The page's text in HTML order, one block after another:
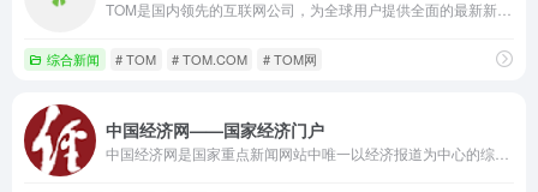
综合新闻 # TOM # TOM.COM # TOM网
中国经济网——国家经济门户